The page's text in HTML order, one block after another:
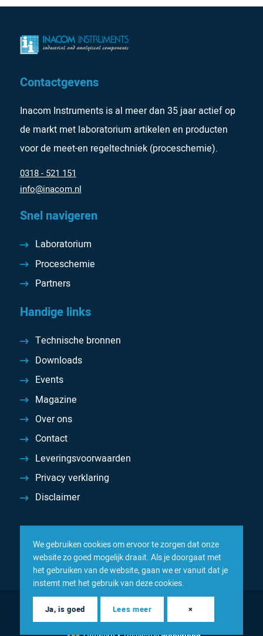
Contactgevens
Inacom Instruments is al meer dan 35 jaar actief op
de markt met laboratorium artikelen en producten
voor de meet-en regeltechniek (proceschemie).
0318 - 521 151
info@inacom.nl
Snel navigeren
Laboratorium
Proceschemie
Partners
Handige links
Technische bronnen
Downloads
Events
Magazine
Over ons
Contact
Leveringsvoorwaarden
Privacy verklaring
Disclaimer
© 2026 Inacom — Sterk in spareparts, consumables en
componenten
We gebruiken cookies om ervoor te zorgen dat onze
website zo goed mogelijk draait. Als je doorgaat met
het gebruiken van de website, gaan we er vanuit dat je
instemt met het gebruik van deze cookies.
Ja, is goed Lees meer ×